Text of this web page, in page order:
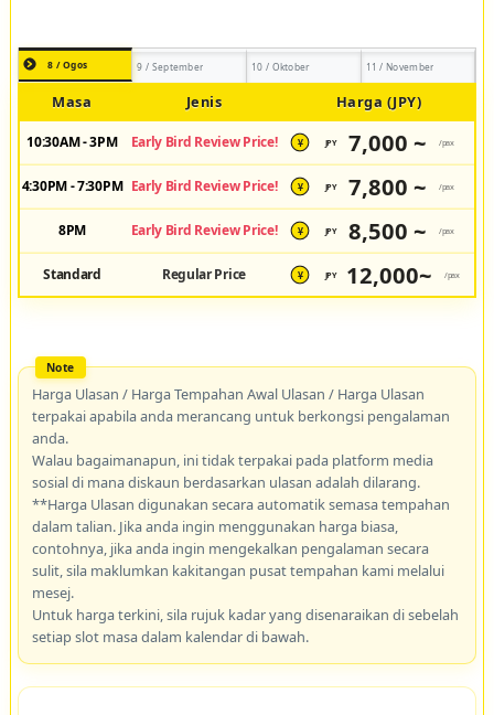
8 / Ogos 9 / September 10 / Oktober 11 / November
Masa Jenis Harga (JPY)
10:30AM - 3PM Early Bird Review Price! ¥ JPY 7,000 ~ /pax
4:30PM - 7:30PM Early Bird Review Price! ¥ JPY 7,800 ~ /pax
8PM Early Bird Review Price! ¥ JPY 8,500 ~ /pax
Standard Regular Price ¥ JPY 12,000~ /pax
Harga Ulasan / Harga Tempahan Awal Ulasan / Harga Ulasan
terpakai apabila anda merancang untuk berkongsi pengalaman
anda.
Walau bagaimanapun, ini tidak terpakai pada platform media
sosial di mana diskaun berdasarkan ulasan adalah dilarang.
**Harga Ulasan digunakan secara automatik semasa tempahan
dalam talian. Jika anda ingin menggunakan harga biasa,
contohnya, jika anda ingin mengekalkan pengalaman secara
sulit, sila maklumkan kakitangan pusat tempahan kami melalui
mesej.
Untuk harga terkini, sila rujuk kadar yang disenaraikan di sebelah
setiap slot masa dalam kalendar di bawah.